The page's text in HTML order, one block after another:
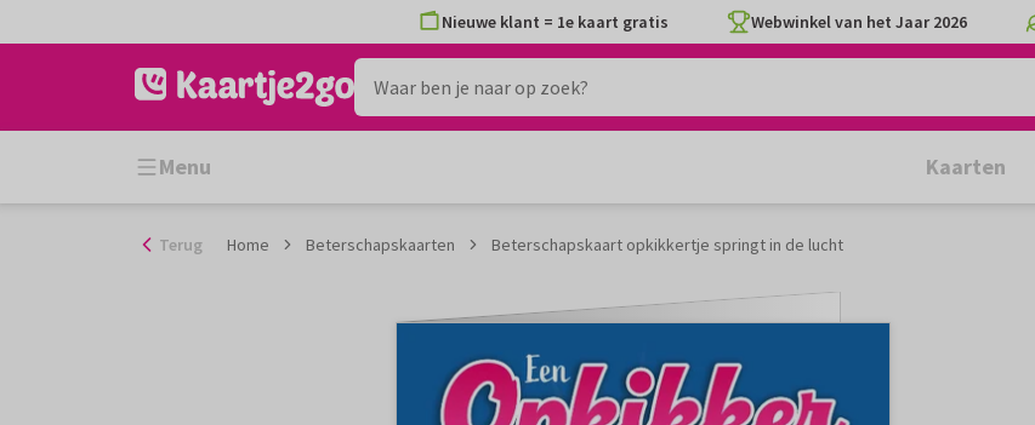
naar
Nieuwe klant = 1e kaart gratis Webwinkel van het Jaar 2026
Menu Kaarten
Terug Home Beterschapskaarten Beterschapskaart opkikkertje springt in de lucht